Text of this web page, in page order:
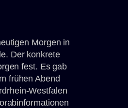
Morgen in
Der konkrete
fest. Es gab
frühen Abend
Westfalen